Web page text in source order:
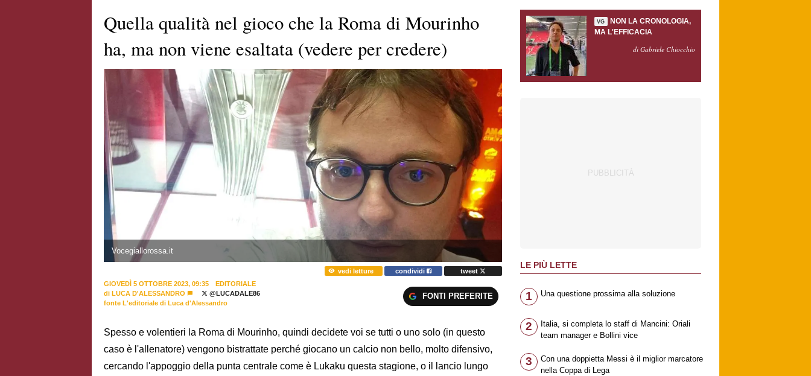
Quella qualità nel gioco che la Roma di Mourinho
ha, ma non viene esaltata (vedere per credere)
Vocegiallorossa.it
vedi letture condividi
tweet
GIOVEDÌ 5 OTTOBRE 2023, 09:35
EDITORIALE
di LUCA D'ALESSANDRO
@LUCADALE86
fonte L'editoriale di Luca d'Alessandro
FONTI PREFERITE
Spesso e volentieri la Roma di Mourinho, quindi decidete voi se tutti o uno solo (in questo
caso è l'allenatore) vengono bistrattate perché giocano un calcio non bello, molto difensivo,
cercando l'appoggio della punta centrale come è Lukaku questa stagione, o il lancio lungo
VG
NON LA CRONOLOGIA,
MA L'EFFICACIA
di Gabriele Chiocchio
LE PIÙ LETTE
1 Una questione prossima alla soluzione
2
Italia, si completa lo staff di Mancini: Oriali
team manager e Bollini vice
3
Con una doppietta Messi è il miglior marcatore
nella Coppa di Lega